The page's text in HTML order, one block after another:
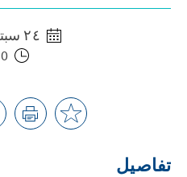
11:00
تفاصيل